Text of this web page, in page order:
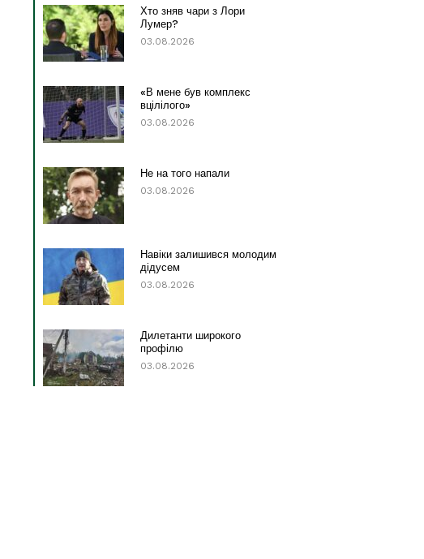
Хто зняв чари з Лори
Лумер?
03.08.2026
«В мене був комплекс
вцілілого»
03.08.2026
Не на того напали
03.08.2026
Навіки залишився молодим
дідусем
03.08.2026
Дилетанти широкого
профілю
03.08.2026